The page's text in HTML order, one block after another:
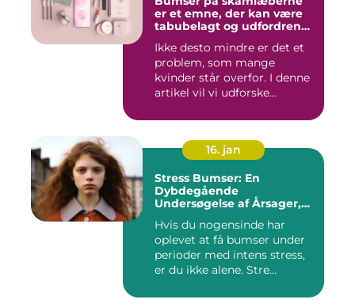
er et emne, der kan være
tabubelagt og udfordrende
Ikke desto mindre er det et
problem, som mange
kvinder står overfor. I denne
artikel vil vi udforske...
16. jan
Stress Bumser: En
Dybdegående
Undersøgelse af Årsager,
Hvis du nogensinde har
oplevet at få bumser under
perioder med intens stress,
er du ikke alene. Stre...